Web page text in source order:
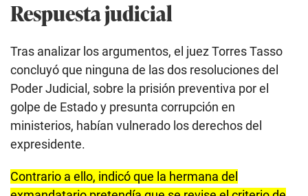
Respuesta judicial
Tras analizar los argumentos, el juez Torres Tasso
concluyó que ninguna de las dos resoluciones del